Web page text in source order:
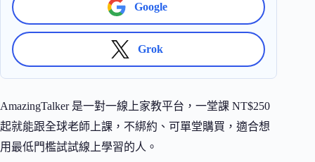
Google
Grok
AmazingTalker 是一對一線上家教平台，一堂課 NT$250
起就能跟全球老師上課，不綁約、可單堂購買，適合想
用最低門檻試試線上學習的人。